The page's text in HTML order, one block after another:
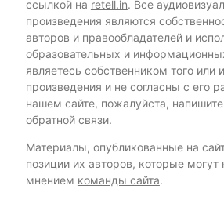
ссылкой на retell.in. Все
произведения являются
авторов и правообладателей и
образовательных и
являетесь собственником того или
произведения и не согласны с его
нашем сайте, пожалуйста,
обратной связи.
Материалы, опубликованные на
позиции их авторов, которые могут
мнением команды сайта.